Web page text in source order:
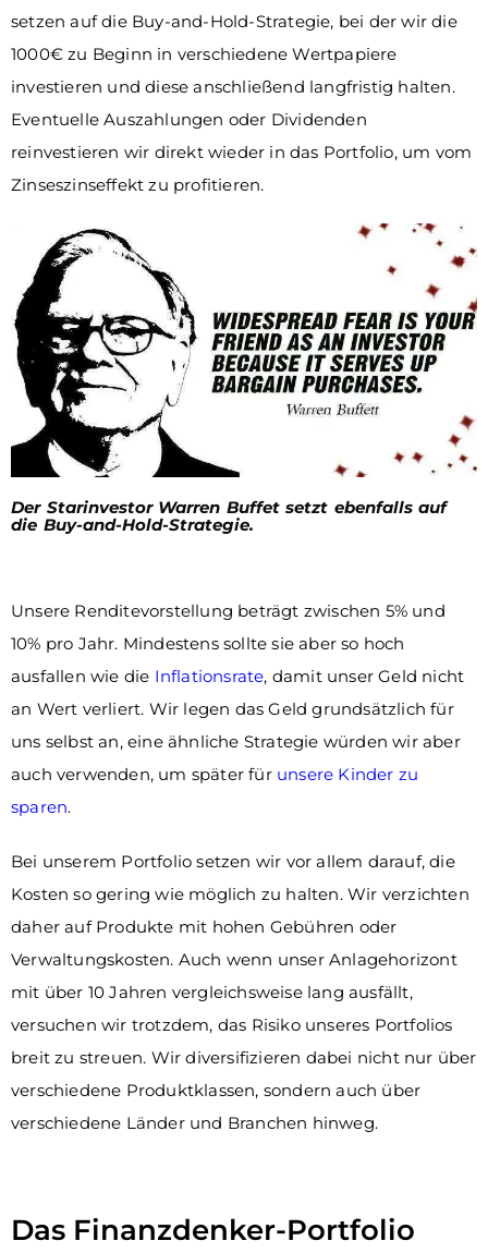
setzen auf die Buy-and-Hold-Strategie, bei der wir die
1000€ zu Beginn in verschiedene Wertpapiere
investieren und diese anschließend langfristig halten.
Eventuelle Auszahlungen oder Dividenden
reinvestieren wir direkt wieder in das Portfolio, um vom
Zinseszinseffekt zu profitieren.
Der Starinvestor Warren Buffet setzt ebenfalls auf
die Buy-and-Hold-Strategie.
Unsere Renditevorstellung beträgt zwischen 5% und
10% pro Jahr. Mindestens sollte sie aber so hoch
ausfallen wie die Inflationsrate, damit unser Geld nicht
an Wert verliert. Wir legen das Geld grundsätzlich für
uns selbst an, eine ähnliche Strategie würden wir aber
auch verwenden, um später für unsere Kinder zu
sparen.
Bei unserem Portfolio setzen wir vor allem darauf, die
Kosten so gering wie möglich zu halten. Wir verzichten
daher auf Produkte mit hohen Gebühren oder
Verwaltungskosten. Auch wenn unser Anlagehorizont
mit über 10 Jahren vergleichsweise lang ausfällt,
versuchen wir trotzdem, das Risiko unseres Portfolios
breit zu streuen. Wir diversifizieren dabei nicht nur über
verschiedene Produktklassen, sondern auch über
verschiedene Länder und Branchen hinweg.
Das Finanzdenker-Portfolio